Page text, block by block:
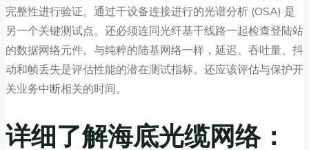
完整性进行验证。通过干设备连接进行的光谱分析 (OSA) 是
另一个关键测试点。还必须连同光纤基干线路一起检查登陆站
的数据网络元件。与纯粹的陆基网络一样，延迟、吞吐量、抖
动和帧丢失是评估性能的潜在测试指标。还应该评估与保护开
关业务中断相关的时间。
详细了解海底光缆网络：